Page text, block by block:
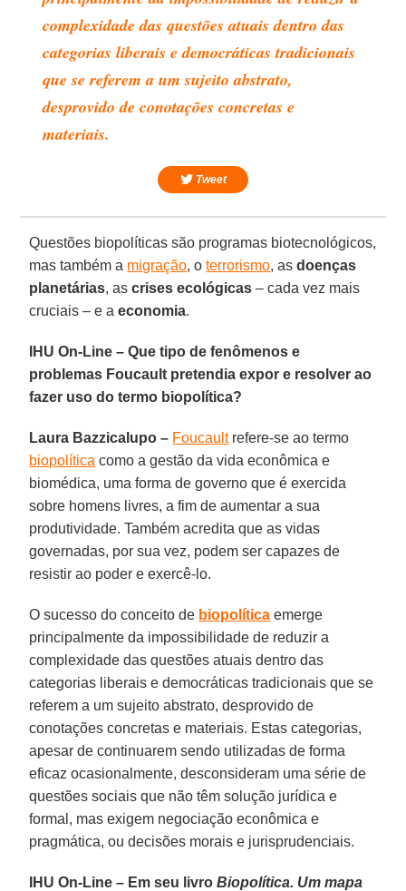
complexidade das questões atuais dentro das
categorias liberais e democráticas tradicionais
que se referem a um sujeito abstrato,
desprovido de conotações concretas e
materiais.
Tweet
Questões biopolíticas são programas biotecnológicos,
mas também a migração, oterrorismo, asdoenças
planetárias, ascrises ecológicas – cada vez mais
cruciais – e aeconomia.
IHU On-Line – Que tipo de fenômenos e
problemas Foucault pretendia expor e resolver ao
fazer uso do termo biopolítica?
Laura Bazzicalupo – Foucaultrefere-se ao termo
biopolítica como a gestão da vida econômica e
biomédica, uma forma de governo que é exercida
sobre homens livres, a fim de aumentar a sua
produtividade. Também acredita que as vidas
governadas, por sua vez, podem ser capazes de
resistir ao poder e exercê-lo.
O sucesso do conceito de biopolítica emerge
principalmente da impossibilidade de reduzir a
complexidade das questões atuais dentro das
categorias liberais e democráticas tradicionais que se
referem a um sujeito abstrato, desprovido de
conotações concretas e materiais. Estas categorias,
apesar de continuarem sendo utilizadas de forma
eficaz ocasionalmente, desconsideram uma série de
questões sociais que não têm solução jurídica e
formal, mas exigem negociação econômica e
pragmática, ou decisões morais e jurisprudenciais.
IHU On-Line – Em seu livroBiopolítica. Um mapa